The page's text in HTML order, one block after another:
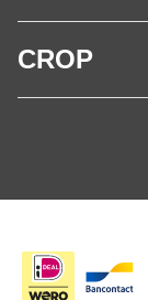
CROP